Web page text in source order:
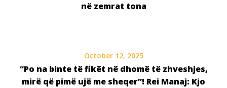
në zemrat tona
October 12, 2025
“Po na binte të fikët në dhomë të zhveshjes,
mirë që pimë ujë me sheqer”! Rei Manaj: Kjo